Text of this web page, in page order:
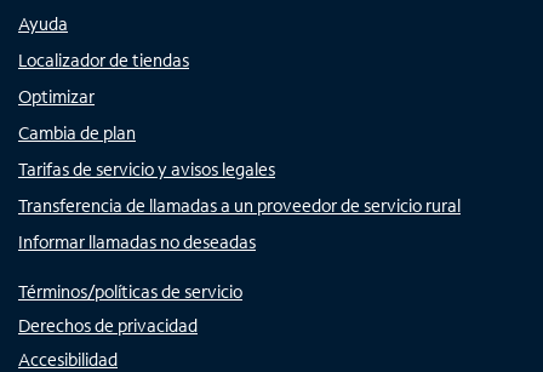
Ayuda
Localizador de tiendas
Optimizar
Cambia de plan
Tarifas de servicio y avisos legales
Transferencia de llamadas a un proveedor de servicio rural
Informar llamadas no deseadas
Términos/políticas de servicio
Derechos de privacidad
Accesibilidad